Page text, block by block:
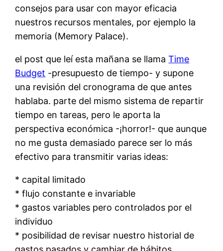
consejos para usar con mayor eficacia
nuestros recursos mentales, por ejemplo la
memoria (Memory Palace).
el post que leí esta mañana se llamaTime
Budget -presupuesto de tiempo- y supone
una revisión del cronograma de que antes
hablaba. parte del mismo sistema de repartir
tiempo en tareas, pero le aporta la
perspectiva económica -¡horror!- que aunque
no me gusta demasiado parece ser lo más
efectivo para transmitir varias ideas:
* capital limitado
* flujo constante e invariable
* gastos variables pero controlados por el
individuo
* posibilidad de revisar nuestro historial de